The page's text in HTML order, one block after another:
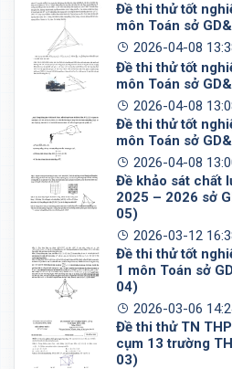
Đề thi thử tốt
môn Toán sở
2026-04-08
Đề thi thử tốt
môn Toán sở
2026-04-08
Đề thi thử tốt
môn Toán sở
2026-04-08
Đề khảo sát chất
2025 – 2026 sở
05)
2026-03-12
Đề thi thử tốt
1 môn Toán sở
04)
2026-03-06
Đề thi thử TN
cụm 13 trường
03)